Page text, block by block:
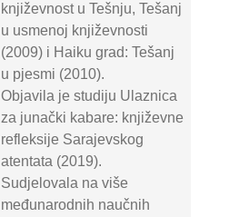
književnost u Tešnju, Tešanj
u usmenoj književnosti
(2009) i Haiku grad: Tešanj
u pjesmi (2010).
Objavila je studiju Ulaznica
za junački kabare: književne
refleksije Sarajevskog
atentata (2019).
Sudjelovala na više
međunarodnih naučnih